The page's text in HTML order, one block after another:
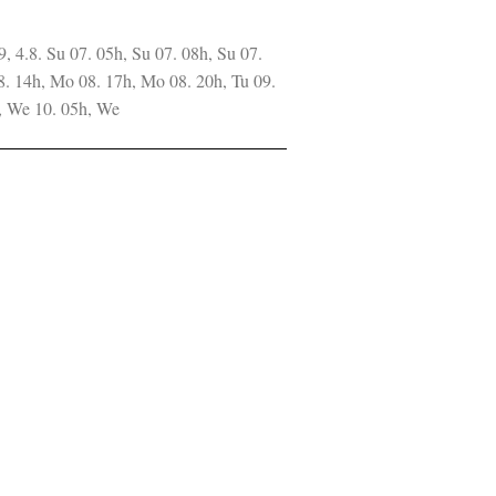
4.8. Su 07. 05h, Su 07. 08h, Su 07.
14h, Mo 08. 17h, Mo 08. 20h, Tu 09.
We 10. 05h, We